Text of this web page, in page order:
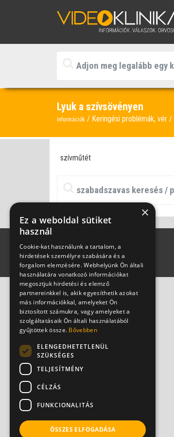
Lyuk a szívsövényen
Információk Keringési problémák, vér
szívműtét
×
Ez a weboldal sütiket
használ
Cookie-kat használunk a tartalom, a
hirdetések személyre szabására és a
forgalom elemzésére. Webhelyünk Ön általi
használatára vonatkozó információkat
megosztjuk hirdetési és elemző
partnereinkkel is, akik egyesíthetik azokat
más információkkal, amelyeket Ön
biztosított számukra, vagy amelyeket a
szolgáltatásaik Ön általi használatából
gyűjtöttek össze. Bővebben
ELENGEDHETETLENÜL
SZÜKSÉGES
TELJESÍTMÉNY
CÉLZÁS
FUNKCIONALITÁS
ÖSSZES ELFOGADÁSA